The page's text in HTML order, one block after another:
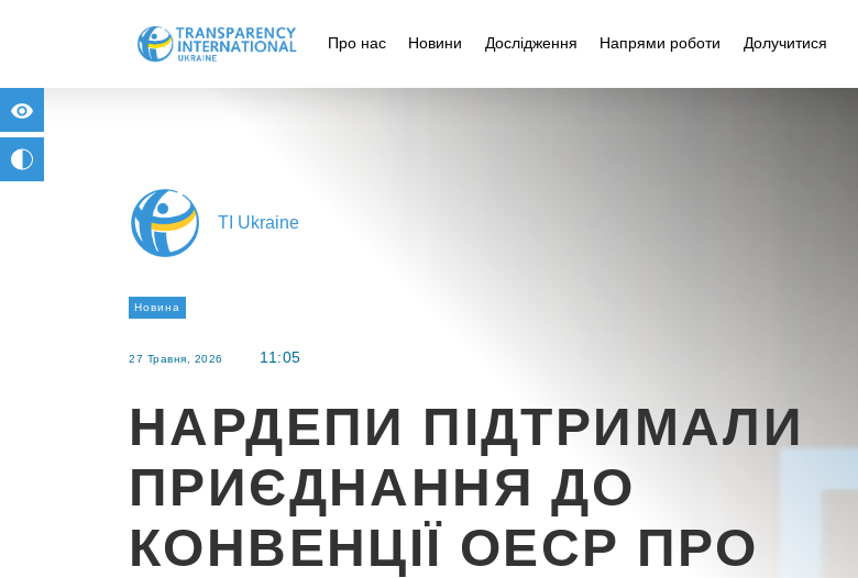
Про нас Новини Дослідження Напрями роботи Долучитися
TI Ukraine
Новина
27 Травня, 2026 11:05
НАРДЕПИ ПІДТРИМАЛИ
ПРИЄДНАННЯ ДО
КОНВЕНЦІЇ ОЕСР ПРО